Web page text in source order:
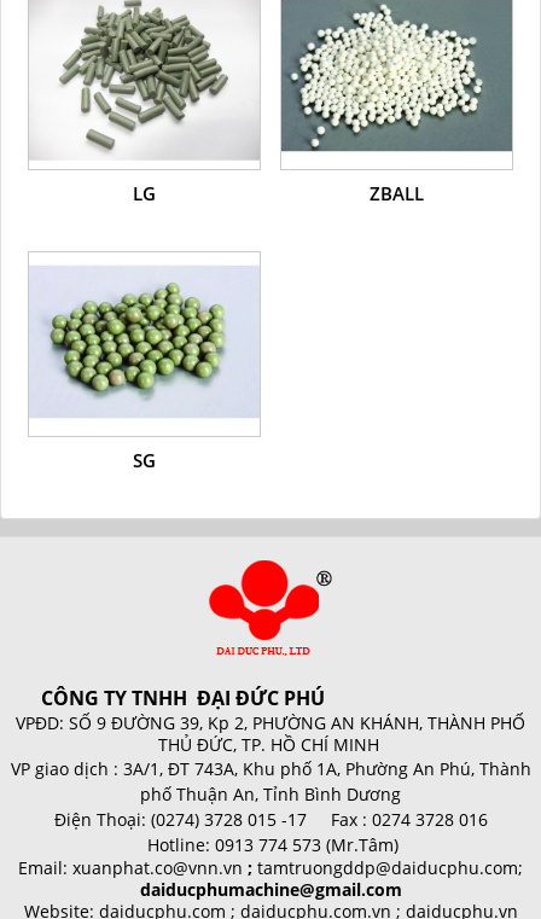
LG ZBALL
SG
CÔNG TY TNHH ĐẠI ĐỨC PHÚ
VPĐD: SỐ 9 ĐƯỜNG 39, Kp 2, PHƯỜNG AN KHÁNH, THÀNH PHỐ
THỦ ĐỨC, TP. HỒ CHÍ MINH
VP giao dịch : 3A/1, ĐT 743A, Khu phố 1A, Phường An Phú, Thành
phố Thuận An, Tỉnh Bình Dương
Điện Thoại: (0274) 3728 015 -17 Fax : 0274 3728 016
Hotline: 0913 774 573 (Mr.Tâm)
Email: xuanphat.co@vnn.vn ; tamtruongddp@daiducphu.com;
daiducphumachine@gmail.com
Website: daiducphu.com ; daiducphu.com.vn ; daiducphu.vn